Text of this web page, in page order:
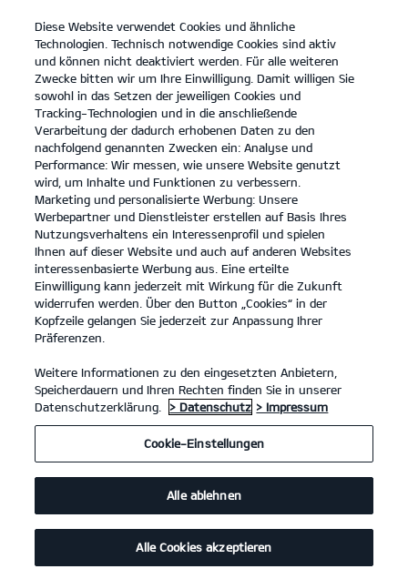
open
menu
KONTAKT
DATENSCHUTZ
DATENSCHUTZ
Inhaltsverzeichnis
Allgemeine Hinweise
1. Anwendungsbereich - verantwortliche Stelle -
Datenschutzbeauftragter
2. Wie erfassen wir Ihre Daten?
3. Probefahrt
4. Gewinnspiele
5. Kategorien von Empfängern personenbezogener
6. Einsatz von Social-Media-Plug-ins im Rahmen von
7. Einbindung von Diensten und Inhalten weiterer
Diese Website verwendet Cookies und ähnliche
Technologien. Technisch notwendige Cookies sind aktiv
und können nicht deaktiviert werden. Für alle weiteren
Zwecke bitten wir um Ihre Einwilligung. Damit willigen Sie
sowohl in das Setzen der jeweiligen Cookies und
Tracking-Technologien und in die anschließende
Verarbeitung der dadurch erhobenen Daten zu den
nachfolgend genannten Zwecken ein: Analyse und
Performance: Wir messen, wie unsere Website genutzt
wird, um Inhalte und Funktionen zu verbessern.
Marketing und personalisierte Werbung: Unsere
Werbepartner und Dienstleister erstellen auf Basis Ihres
Nutzungsverhaltens ein Interessenprofil und spielen
Ihnen auf dieser Website und auch auf anderen Websites
interessenbasierte Werbung aus. Eine erteilte
Einwilligung kann jederzeit mit Wirkung für die Zukunft
widerrufen werden. Über den Button „Cookies“ in der
Kopfzeile gelangen Sie jederzeit zur Anpassung Ihrer
Präferenzen.
Weitere Informationen zu den eingesetzten Anbietern,
Speicherdauern und Ihren Rechten finden Sie in unserer
Datenschutzerklärung.
> Datenschutz > Impressum
Cookie-Einstellungen
Alle ablehnen
Alle Cookies akzeptieren